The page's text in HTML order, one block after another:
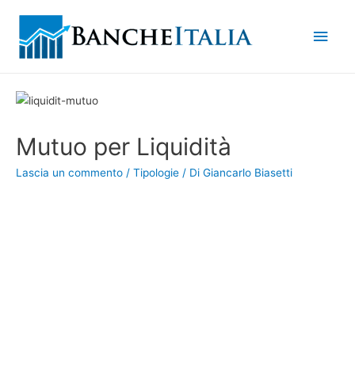
Mutuo per Liquidità
Lascia un commento / Tipologie / Di Giancarlo Biasetti